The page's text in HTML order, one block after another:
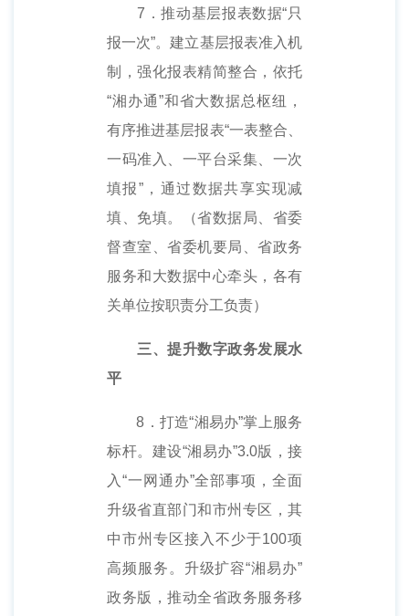
7．推动基层报表数据“只
报一次”。建立基层报表准入机
制，强化报表精简整合，依托
“湘办通”和省大数据总枢纽，
有序推进基层报表“一表整合、
一码准入、一平台采集、一次
填报”，通过数据共享实现减
填、免填。（省数据局、省委
督查室、省委机要局、省政务
服务和大数据中心牵头，各有
关单位按职责分工负责）
三、提升数字政务发展水
平
8．打造“湘易办”掌上服务
标杆。建设“湘易办”3.0版，接
入“一网通办”全部事项，全面
升级省直部门和市州专区，其
中市州专区接入不少于100项
高频服务。升级扩容“湘易办”
政务版，推动全省政务服务移